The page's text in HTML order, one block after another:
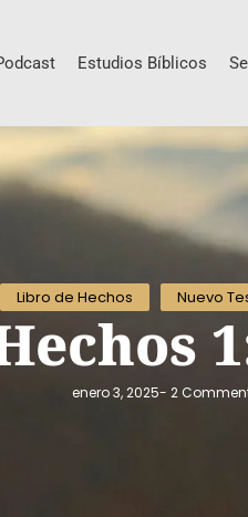
Estudios Bíblicos
Libro de Hechos Nuevo
enero 3, 2025- 2